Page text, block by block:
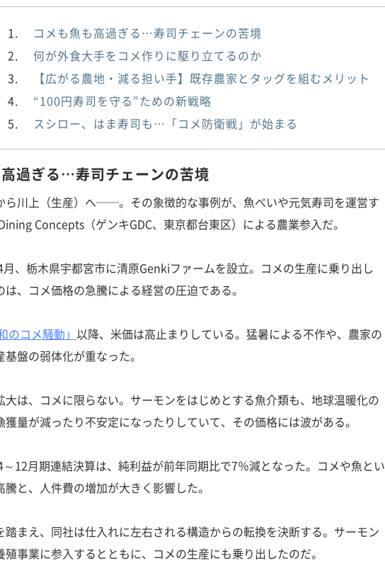
コメも魚も高過ぎる…寿司チェーンの苦境
何が外食大手をコメ作りに駆り立てるのか
【広がる農地・減る担い手】既存農家とタッグを組むメリット
“100円寿司を守る”ための新戦略
スシロー、はま寿司も…「コメ防衛戦」が始まる
過ぎる…寿司チェーンの苦境
ら川上（生産）へ──。その象徴的な事例が、魚べいや元気寿司を運営す
Concepts（ゲンキGDC、東京都台東区）による農業参入だ。
、栃木県宇都宮市に清原Genkiファームを設立。コメの生産に乗り出し
、コメ価格の急騰による経営の圧迫である。
のコメ騒動」 以降、米価は高止まりしている。猛暑による不作や、農家の
盤の弱体化が重なった。
は、コメに限らない。サーモンをはじめとする魚介類も、地球温暖化の
量が減ったり不安定になったりしていて、その価格には波がある。
12月期連結決算は、純利益が前年同期比で7％減となった。コメや魚とい
と、人件費の増加が大きく影響した。
まえ、同社は仕入れに左右される構造からの転換を決断する。サーモン
事業に参入するとともに、コメの生産にも乗り出したのだ。